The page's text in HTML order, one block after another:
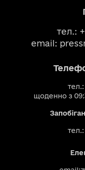
тел.:
email:
щоденно з